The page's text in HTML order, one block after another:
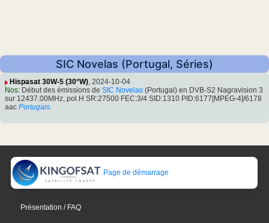
SIC Novelas (Portugal, Séries)
Hispasat 30W-5 (30°W), 2024-10-04
Nos: Début des émissions de SIC Novelas (Portugal) en DVB-S2 Nagravision 3
sur 12437.00MHz, pol.H SR:27500 FEC:3/4 SID:1310 PID:6177[MPEG-4]/6178
aac Portugais.
Page de démarrage
Présentation / FAQ